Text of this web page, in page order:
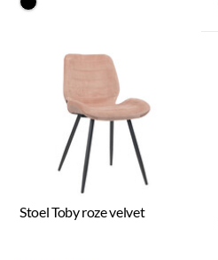
#000000
Stoel Toby roze velvet